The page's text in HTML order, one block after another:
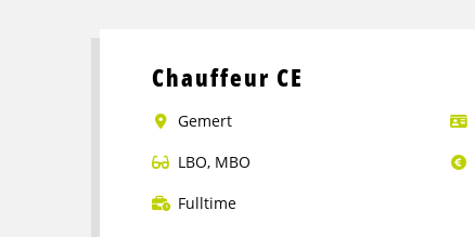
Chauffeur CE
Gemert
LBO, MBO
Fulltime